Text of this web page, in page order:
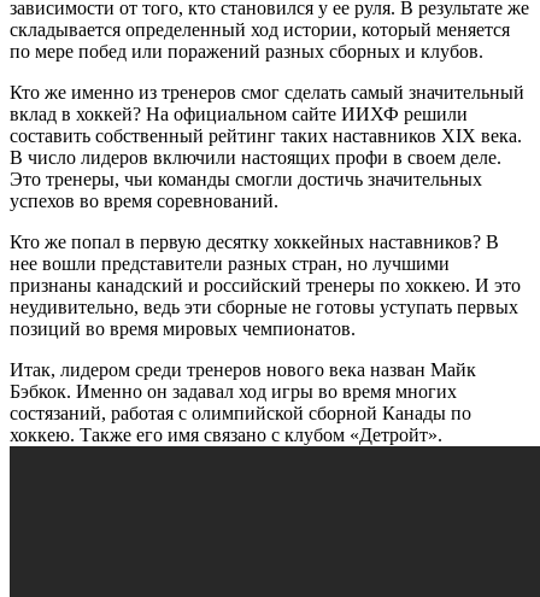
зависимости от того, кто становился у ее руля. В результате же
складывается определенный ход истории, который меняется
по мере побед или поражений разных сборных и клубов.
Кто же именно из тренеров смог сделать самый значительный
вклад в хоккей? На официальном сайте ИИХФ решили
составить собственный рейтинг таких наставников XIX века.
В число лидеров включили настоящих профи в своем деле.
Это тренеры, чьи команды смогли достичь значительных
успехов во время соревнований.
Кто же попал в первую десятку хоккейных наставников? В
нее вошли представители разных стран, но лучшими
признаны канадский и российский тренеры по хоккею. И это
неудивительно, ведь эти сборные не готовы уступать первых
позиций во время мировых чемпионатов.
Итак, лидером среди тренеров нового века назван Майк
Бэбкок. Именно он задавал ход игры во время многих
состязаний, работая с олимпийской сборной Канады по
хоккею. Также его имя связано с клубом «Детройт».